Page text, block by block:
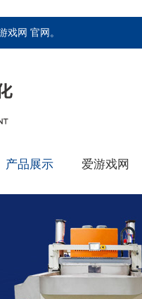
戏网 官网。
产品展示 爱游戏网